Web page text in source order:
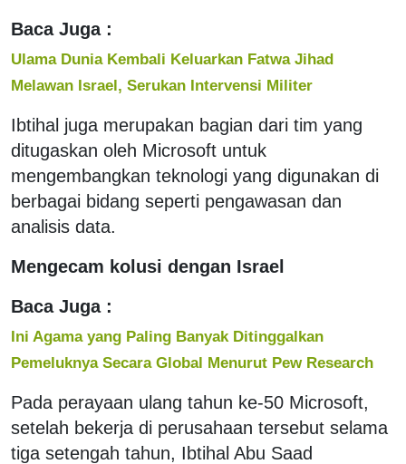
Baca Juga :
Ulama Dunia Kembali Keluarkan Fatwa Jihad
Melawan Israel, Serukan Intervensi Militer
Ibtihal juga merupakan bagian dari tim yang
ditugaskan oleh Microsoft untuk
mengembangkan teknologi yang digunakan di
berbagai bidang seperti pengawasan dan
analisis data.
Mengecam kolusi dengan Israel
Baca Juga :
Ini Agama yang Paling Banyak Ditinggalkan
Pemeluknya Secara Global Menurut Pew Research
Pada perayaan ulang tahun ke-50 Microsoft,
setelah bekerja di perusahaan tersebut selama
tiga setengah tahun, Ibtihal Abu Saad